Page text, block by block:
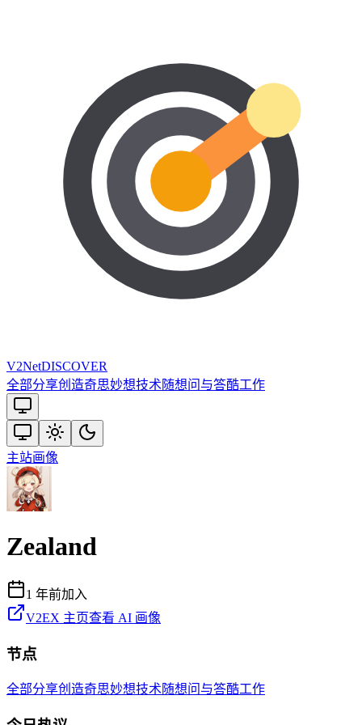
V2NetDISCOVER
全部分享创造奇思妙想技术随想问与答酷工作
主站画像
Zealand
1 年前加入
V2EX 主页查看 AI 画像
节点
全部分享创造奇思妙想技术随想问与答酷工作